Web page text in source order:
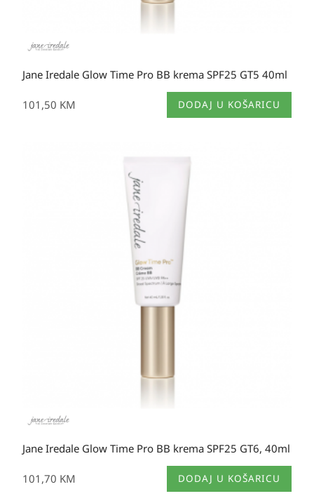
Jane Iredale Glow Time Pro BB krema SPF25 GT5 40ml
101,50 KM DODAJ U KOŠARICU
Jane Iredale Glow Time Pro BB krema SPF25 GT6, 40ml
101,70 KM DODAJ U KOŠARICU